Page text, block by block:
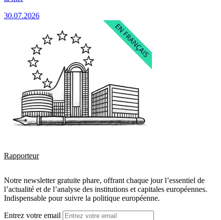
30.07.2026
Rapporteur
Notre newsletter gratuite phare, offrant chaque jour l’essentiel de
l’actualité et de l’analyse des institutions et capitales européennes.
Indispensable pour suivre la politique européenne.
Entrez votre email